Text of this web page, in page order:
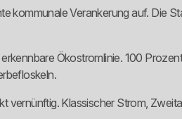
kommunale Verankerung auf. Die
Ökostromlinie. 100
vernünftig. Klassischer Strom,